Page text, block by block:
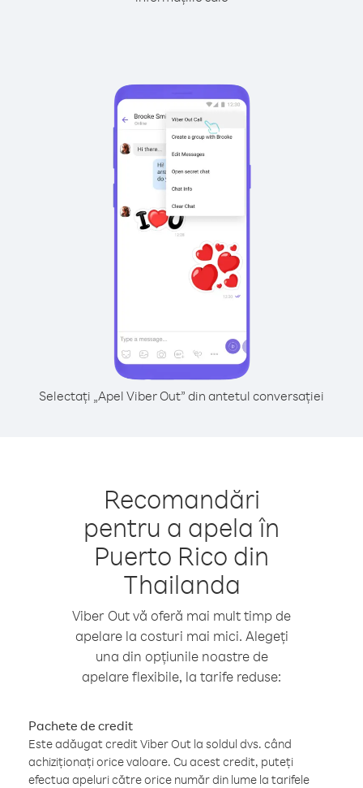
Selectați „Apel Viber Out” din antetul conversației
Recomandări
pentru a apela în
Puerto Rico din
Thailanda
Viber Out vă oferă mai mult timp de
apelare la costuri mai mici. Alegeți
una din opțiunile noastre de
apelare flexibile, la tarife reduse:
Pachete de credit
Este adăugat credit Viber Out la soldul dvs. când
achiziționați orice valoare. Cu acest credit, puteți
efectua apeluri către orice număr din lume la tarifele